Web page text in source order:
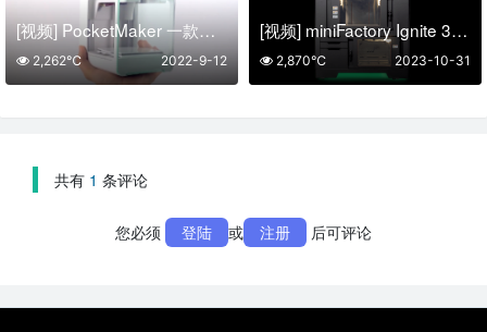
[视频] PocketMaker 一款用零花钱都买得起的口袋3D打印机
2022-9-12
2,262℃
[视频] miniFactory Ignite 3D打印机：提升您的生产规模的新燃点
2023-10-31
2,870℃
共有 1 条评论
您必须 登陆 或 注册 后可评论